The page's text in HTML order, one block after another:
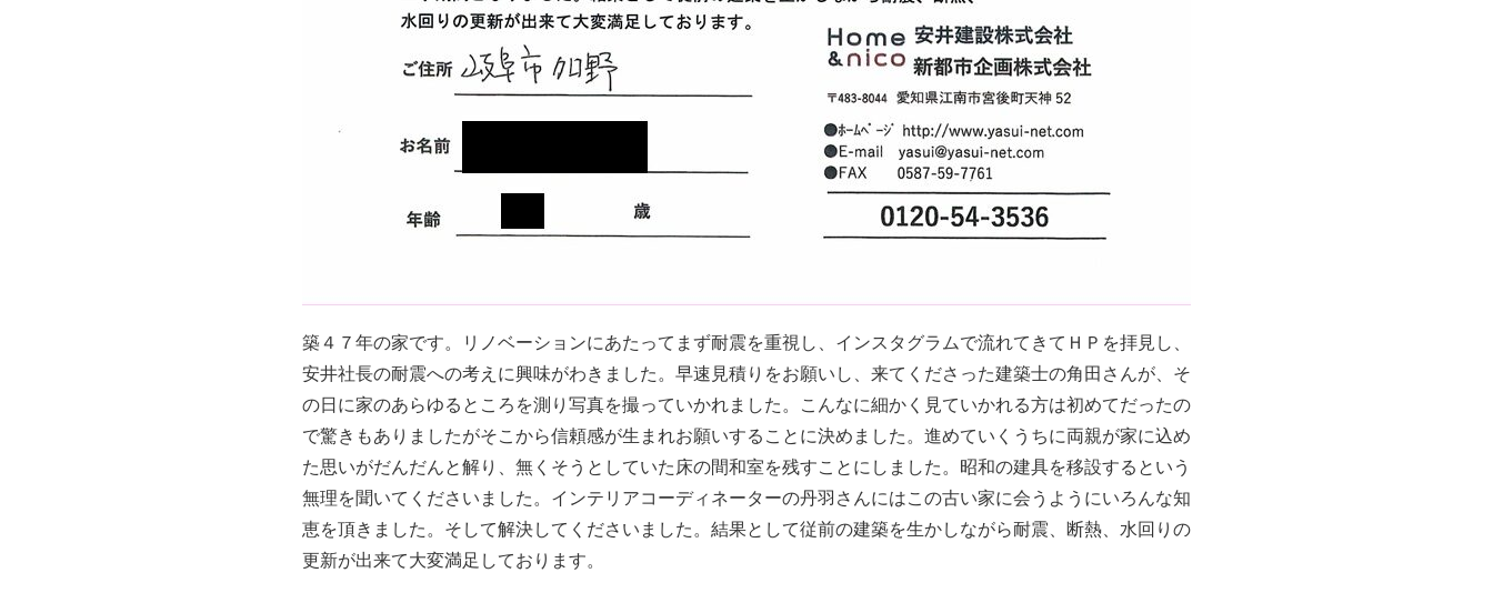
築４７年の家です。リノベーションにあたってまず耐震を重視し、インスタグラムで流れてきてＨＰを拝見し、
安井社長の耐震への考えに興味がわきました。早速見積りをお願いし、来てくださった建築士の角田さんが、そ
の日に家のあらゆるところを測り写真を撮っていかれました。こんなに細かく見ていかれる方は初めてだったの
で驚きもありましたがそこから信頼感が生まれお願いすることに決めました。進めていくうちに両親が家に込め
た思いがだんだんと解り、無くそうとしていた床の間和室を残すことにしました。昭和の建具を移設するという
無理を聞いてくださいました。インテリアコーディネーターの丹羽さんにはこの古い家に会うようにいろんな知
恵を頂きました。そして解決してくださいました。結果として従前の建築を生かしながら耐震、断熱、水回りの
更新が出来て大変満足しております。